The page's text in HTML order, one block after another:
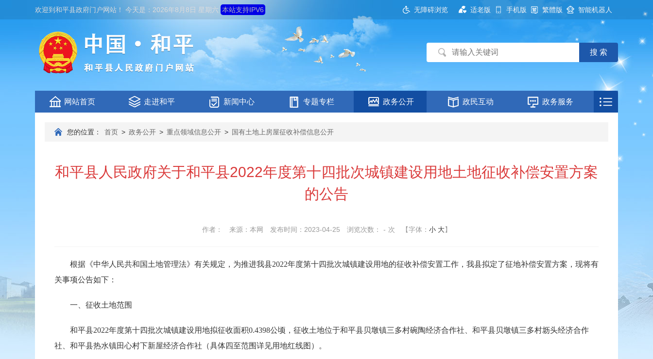
欢迎到和平县政府门户网站 ！ 今天是： 2026年8月8日 星期六 本站支持IPV6 无障碍浏览 适老版 手机版 繁體版 智能机器人
网站首页 走进和平 新闻中心 专题专栏 政务公开 政民互动 政务服务
您的位置： 首页 > 政务公开 > 重点领域信息公开 > 国有土地上房屋征收补偿信息公开
和平县人民政府关于和平县2022年度第十四批次城镇建设用地土地征收补偿安置方案
的公告
作者： 来源：本网 发布时间：2023-04-25 浏览次数： - 次 【字体： 小 大】
根据《中华人民共和国土地管理法》有关规定，为推进我县2022年度第十四批次城镇建设用地的征收补偿安置工作，我县拟定了征地补偿安置方案，现将有
关事项公告如下：
一、征收土地范围
和平县2022年度第十四批次城镇建设用地拟征收面积0.4398公顷，征收土地位于和平县贝墩镇三多村碗陶经济合作社、和平县贝墩镇三多村坜头经济合作
社、和平县热水镇田心村下新屋经济合作社（具体四至范围详见用地红线图）。